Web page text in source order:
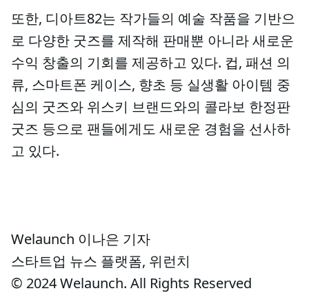
또한, 디아트82는 작가들의 예술 작품을 기반으
로 다양한 굿즈를 제작해 판매뿐 아니라 새로운
수익 창출의 기회를 제공하고 있다. 컵, 패션 의
류, 스마트폰 케이스, 향초 등 실생활 아이템 중
심의 굿즈와 위스키 브랜드와의 콜라보 한정판
굿즈 등으로 팬들에게도 새로운 경험을 선사하
고 있다.
Welaunch 이나은 기자
스타트업 뉴스 플랫폼, 위런치
© 2024 Welaunch. All Rights Reserved